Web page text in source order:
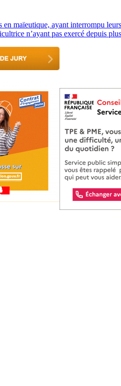
maïeutique, ayant interrompu
n’ayant pas exercé depuis